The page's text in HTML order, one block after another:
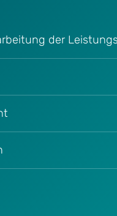
der